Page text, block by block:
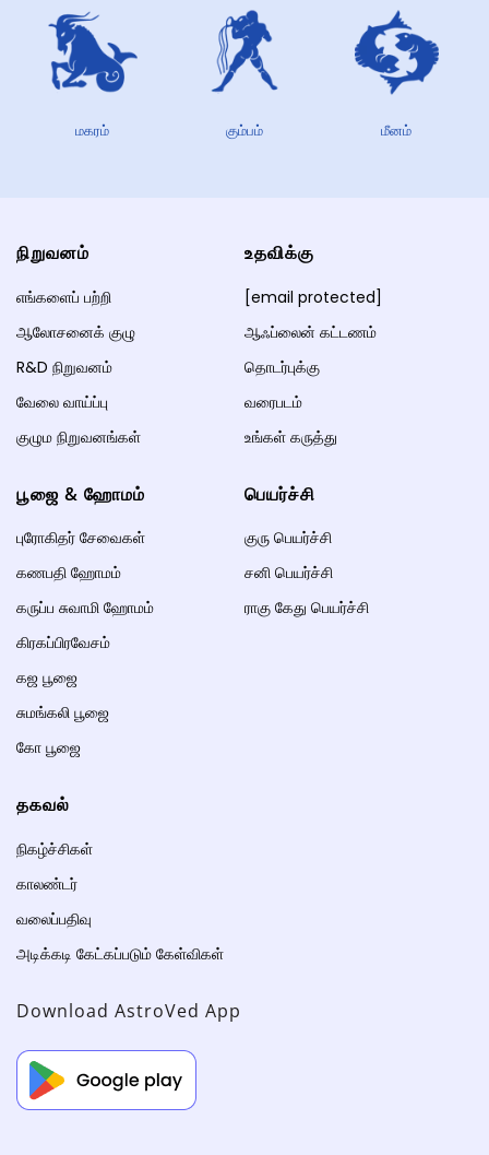
மகரம் கும்பம் மீனம்
நிறுவனம்
எங்களைப் பற்றி
ஆலோசனைக் குழு
R&D நிறுவனம்
வேலை வாய்ப்பு
குழும நிறுவனங்கள்
உதவிக்கு
[email protected]
ஆஃப்லைன் கட்டணம்
தொடர்புக்கு
வரைபடம்
உங்கள் கருத்து
பூஜை & ஹோமம்
புரோகிதர் சேவைகள்
கணபதி ஹோமம்
கருப்ப சுவாமி ஹோமம்
கிரகப்பிரவேசம்
கஜ பூஜை
சுமங்கலி பூஜை
கோ பூஜை
பெயர்ச்சி
குரு பெயர்ச்சி
சனி பெயர்ச்சி
ராகு கேது பெயர்ச்சி
தகவல்
நிகழ்ச்சிகள்
காலண்டர்
வலைப்பதிவு
அடிக்கடி கேட்கப்படும் கேள்விகள்
Download AstroVed App